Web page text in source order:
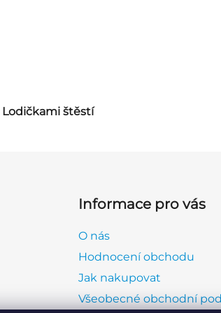
Lodičkami štěstí
Informace pro vás
O nás
Hodnocení obchodu
Jak nakupovat
Všeobecné obchodní